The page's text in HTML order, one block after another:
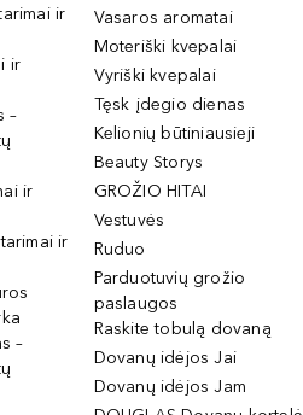
ir
ir
–
ir
ir
–
Vasaros aromatai
Moteriški kvepalai
Vyriški kvepalai
Tęsk įdegio dienas
Kelionių būtiniausieji
Beauty Storys
GROŽIO HITAI
Vestuvės
Ruduo
Parduotuvių grožio
paslaugos
Raskite tobulą dovaną
Dovanų idėjos Jai
Dovanų idėjos Jam